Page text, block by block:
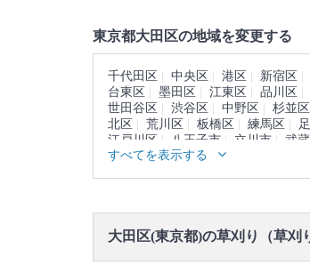
東京都大田区の地域を変更する
千代田区 中央区 港区 新宿区
台東区
墨田区 江東区 品川区
世田谷区
渋谷区 中野区 杉並区
北区
荒川区 板橋区 練馬区
江戸川区
八王子市 立川市 武
青梅市
府中市 昭島市
大島町
利島村 新島村 神津島村
すべてを表示する
大田区(東京都)の草刈り（草刈